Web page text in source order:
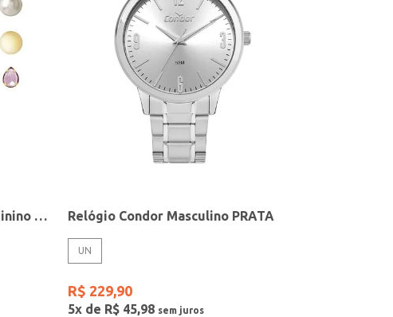
Kit Relógio + Acessório Feminino DOURADO Relógio Condor Masculino PRATA
UN
R$ 229,90
5x de R$ 45,98